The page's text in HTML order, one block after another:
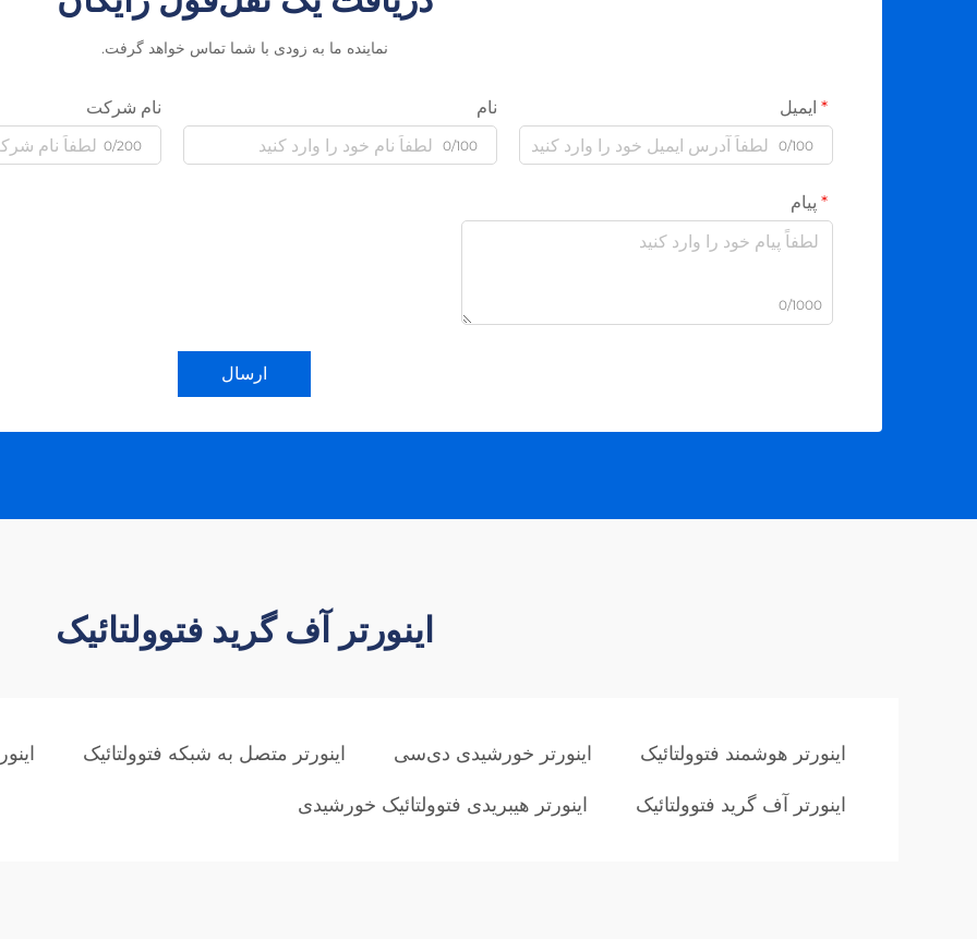
نماینده ما به زودی با شما تماس خواهد گرفت.
ایمیل
0/100
نام
0/100
نام شرکت
0/200
پیام
0/1000
ارسال
اینورتر آف گرید فتوولتائیک
اینورتر هوشمند فتوولتائیک اینورتر خورشیدی دی‌سی اینورتر متصل به شبکه فتوولتائیک
اینورتر آف گرید فتوولتائیک اینورتر هیبریدی فتوولتائیک خورشیدی